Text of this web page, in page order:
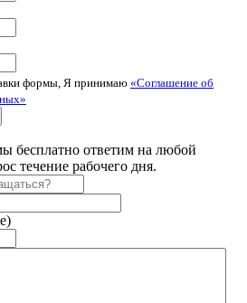
формы, Я принимаю «Соглашение об
бесплатно ответим на любой
течение рабочего дня.